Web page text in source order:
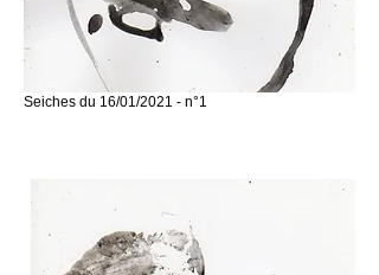
Seiches du 16/01/2021 - n°1